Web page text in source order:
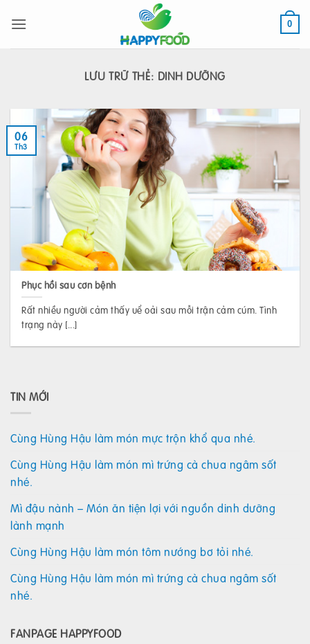
qua
0
LƯU TRỮ THẺ: DINH DƯỠNG
TIN MỚI
Cùng Hùng Hậu làm món mực trộn khổ qua nhé.
Cùng Hùng Hậu làm món mì trứng cà chua ngâm sốt
nhé.
Mì đậu nành – Món ăn tiện lợi với nguồn dinh dưỡng
lành mạnh
Cùng Hùng Hậu làm món tôm nướng bơ tỏi nhé.
Cùng Hùng Hậu làm món mì trứng cà chua ngâm sốt
nhé.
FANPAGE HAPPYFOOD
Phục hồi sau cơn bệnh
Rất nhiều người cảm thấy uể oải sau mỗi trận cảm cúm. Tình
trạng này [...]
06
Th3